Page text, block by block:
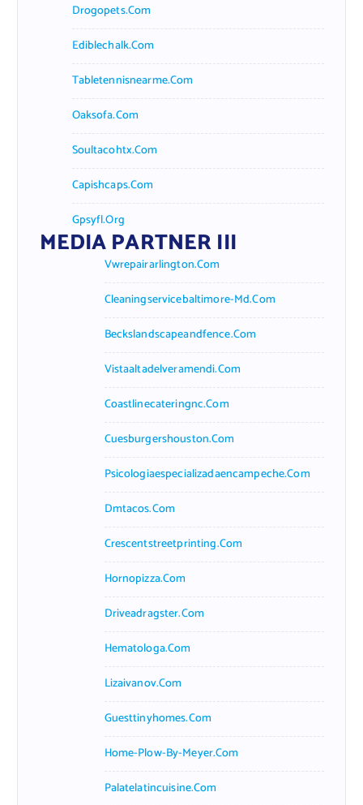
Drogopets.com
Ediblechalk.com
Tabletennisnearme.com
Oaksofa.com
Soultacohtx.com
Capishcaps.com
Gpsyfl.org
MEDIA PARTNER III
Vwrepairarlington.com
Cleaningservicebaltimore-Md.com
Beckslandscapeandfence.com
Vistaaltadelveramendi.com
Coastlinecateringnc.com
Cuesburgershouston.com
Psicologiaespecializadaencampeche.com
Dmtacos.com
Crescentstreetprinting.com
Hornopizza.com
Driveadragster.com
Hematologa.com
Lizaivanov.com
Guesttinyhomes.com
Home-Plow-By-Meyer.com
Palatelatincuisine.com